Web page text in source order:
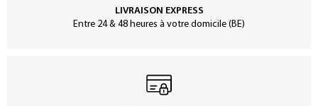
LIVRAISON EXPRESS
Entre 24 & 48 heures à votre domicile (BE)